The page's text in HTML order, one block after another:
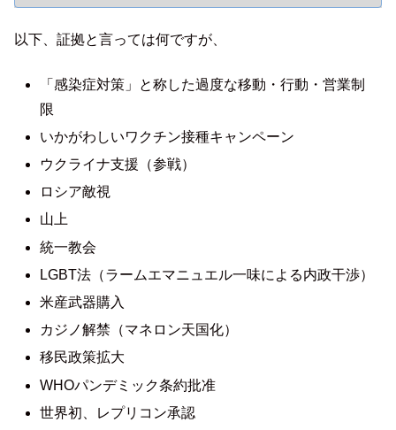
以下、証拠と言っては何ですが、
「感染症対策」と称した過度な移動・行動・営業制
限
いかがわしいワクチン接種キャンペーン
ウクライナ支援（参戦）
ロシア敵視
山上
統一教会
LGBT法（ラームエマニュエル一味による内政干渉）
米産武器購入
カジノ解禁（マネロン天国化）
移民政策拡大
WHOパンデミック条約批准
世界初、レプリコン承認